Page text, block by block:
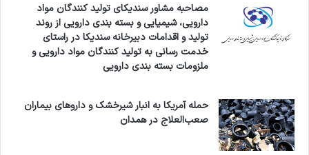
مصاحبه مشاور سندیکای تولید کنندگان مواد
دارویی، شیمیایی و بسته بندی دارویی از روند
تولید و اقدامات دبیرخانه سندیکا در راستای
خدمت رسانی به تولید کنندگان مواد دارویی و
ملزومات بسته بندی دارویی
حمله آمریکا به انبار شیرخشک و داروهای بیماران
صعب‌العلاج در همدان